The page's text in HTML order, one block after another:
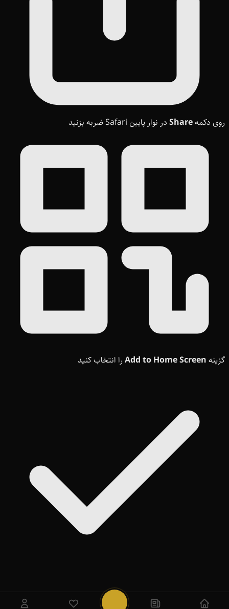
روی دکمهShare در نوار پایین Safari ضربه بزنید
گزینه Add to Home Screenرا انتخاب کنید
Add ضربه بزنید